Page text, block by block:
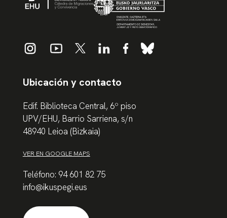
Ubicación y contacto
Edif. Biblioteca Central, 6º piso
UPV/EHU, Barrio Sarriena, s/n
48940 Leioa (Bizkaia)
VER EN GOOGLE MAPS
Teléfono: 94 601 82 75
info@ikuspegi.eus